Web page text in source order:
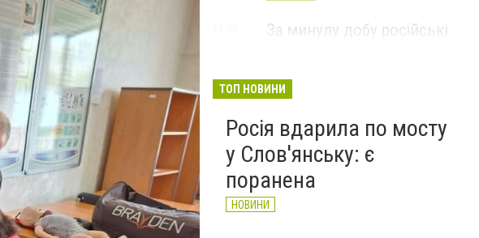
За минулу добу російські
великої війни: 6 серпня
ТОП НОВИНИ
Росія вдарила по мосту
у Слов'янську: є
поранена
НОВИНИ